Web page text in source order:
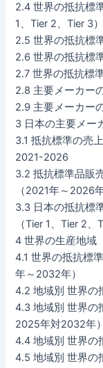
2.4 世界の抵抗標
1、Tier 2、Tier 3）
2.5 世界の抵抗標
2.6 世界の抵抗標
2.7 世界の抵抗標
2.8 主要メーカー
2.9 主要メーカー
3 日本の主要メー
3.1 抵抗標準の売
2021-2026
3.2 抵抗標準品販
（2021年～2026年
3.3 日本の抵抗標
（Tier 1、Tier 2、
4 世界の生産地域
4.1 世界の抵抗標
年～2032年）
4.2 地域別 世界の
4.3 地域別 世界の
2025年対2032年）
4.4 地域別 世界の
4.5 地域別 世界の